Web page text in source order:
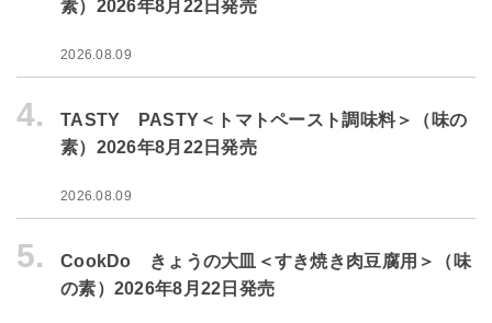
素）2026年8月22日発売
2026.08.09
4.
TASTY PASTY＜トマトペースト調味料＞（味の
素）2026年8月22日発売
2026.08.09
5.
CookDo きょうの大皿＜すき焼き肉豆腐用＞（味
の素）2026年8月22日発売